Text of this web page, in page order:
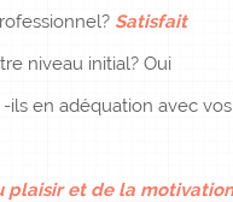
Satisfait
niveau initial? Oui
en adéquation avec
et de la